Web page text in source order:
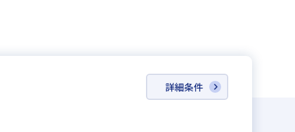
詳細条件